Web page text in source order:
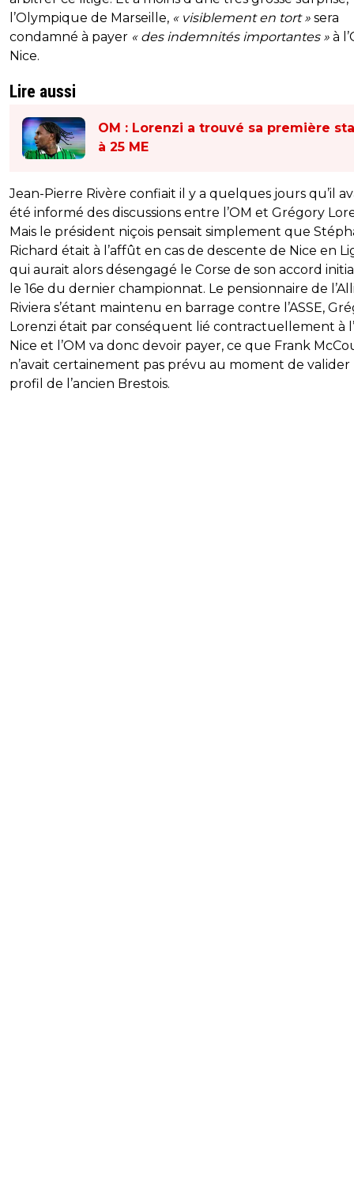
l’Olympique de Marseille, « visiblement en tort » sera
condamné à payer « des indemnités importantes » à
Nice.
Lire aussi
OM : Lorenzi a trouvé sa première
à 25 ME
Jean-Pierre Rivère confiait il y a quelques jours qu’il
été informé des discussions entre l’OM et Grégory
Mais le président niçois pensait simplement que
Richard était à l’affût en cas de descente de Nice en
qui aurait alors désengagé le Corse de son accord
le 16e du dernier championnat. Le pensionnaire de
Riviera s’étant maintenu en barrage contre l’ASSE,
Lorenzi était par conséquent lié contractuellement à
Nice et l’OM va donc devoir payer, ce que Frank
n’avait certainement pas prévu au moment de valider
profil de l’ancien Brestois.